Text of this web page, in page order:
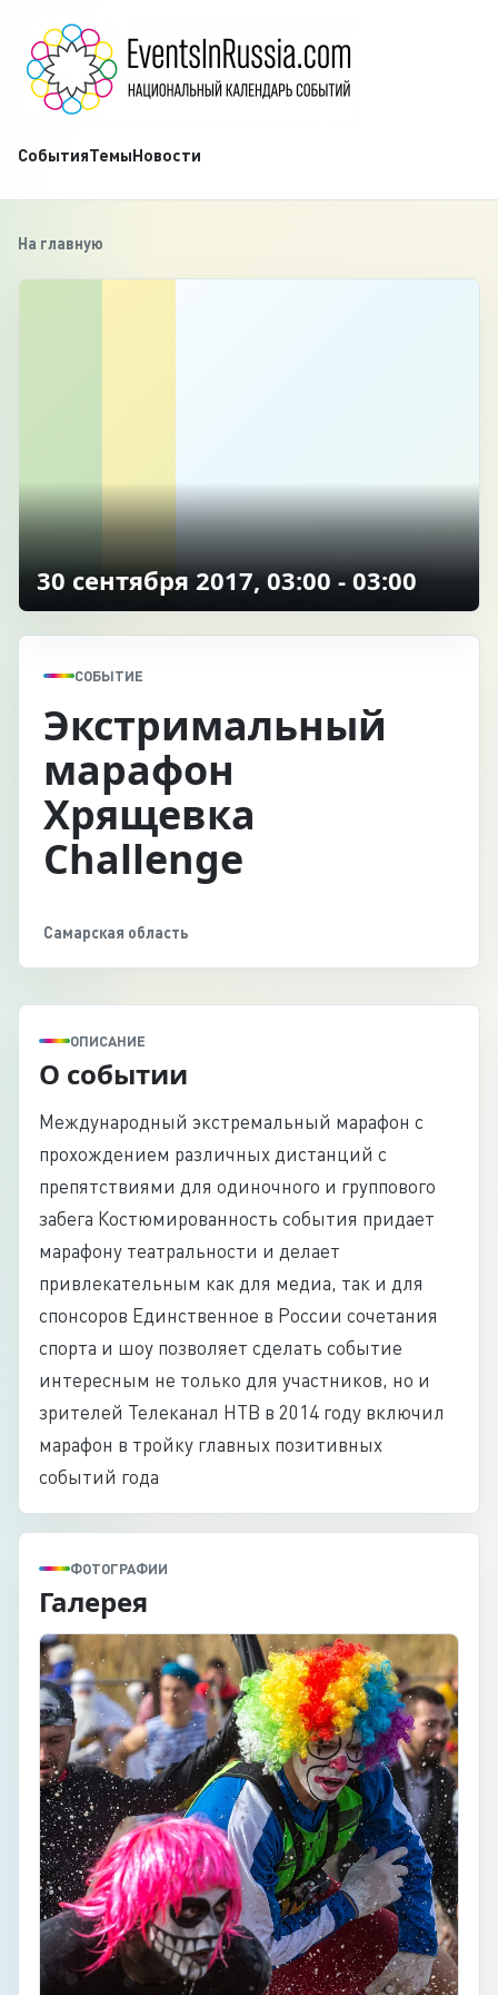
СобытияТемыНовости
На главную
‹
30 сентября 2017, 03:00 - 03:00
СОБЫТИЕ
Экстримальный
марафон
Хрящевка
Challenge
Самарская область
ОПИСАНИЕ
О событии
Международный экстремальный марафон с
прохождением различных дистанций с
препятствиями для одиночного и группового
забега Костюмированность события придает
марафону театральности и делает
привлекательным как для медиа, так и для
спонсоров Единственное в России сочетания
спорта и шоу позволяет сделать событие
интересным не только для участников, но и
зрителей Телеканал НТВ в 2014 году включил
марафон в тройку главных позитивных
событий года
ФОТОГРАФИИ
Галерея